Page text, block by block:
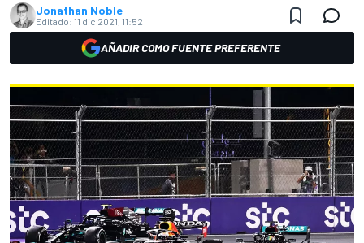
Jonathan Noble
Editado: 11 dic 2021, 11:52
AÑADIR COMO FUENTE PREFERENTE